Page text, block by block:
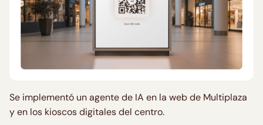
Se implementó un agente de IA en la web de Multiplaza
y en los kioscos digitales del centro.